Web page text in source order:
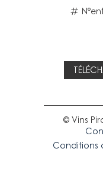
© Vins
Conditions